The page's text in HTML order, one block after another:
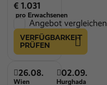
€ 1.031
pro Erwachsenen
Angebot vergleichen
VERFÜGBARKEIT
PRÜFEN
26.08.
Wien
02.09.
Hurghada